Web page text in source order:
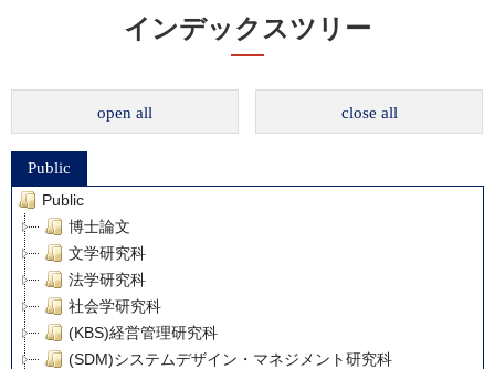
インデックスツリー
open all close all
Public
Public
博士論文
文学研究科
法学研究科
社会学研究科
(KBS)経営管理研究科
(SDM)システムデザイン・マネジメント研究科